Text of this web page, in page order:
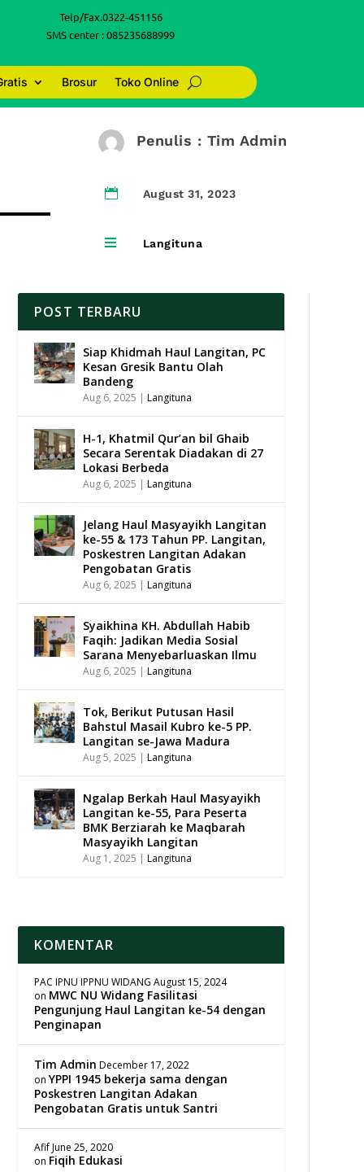
Telp/Fax.0322-451156
SMS center : 085235688999
Brosur Toko Online
Penulis : Tim Admin
 August 31, 2023
 Langituna
POST TERBARU
Siap Khidmah Haul Langitan, PC
Kesan Gresik Bantu Olah
Bandeng
Aug 6, 2025 | Langituna
H-1, Khatmil Qur’an bil Ghaib
Secara Serentak Diadakan di 27
Lokasi Berbeda
Aug 6, 2025 | Langituna
Jelang Haul Masyayikh Langitan
ke-55 & 173 Tahun PP. Langitan,
Poskestren Langitan Adakan
Pengobatan Gratis
Aug 6, 2025 | Langituna
Syaikhina KH. Abdullah Habib
Faqih: Jadikan Media Sosial
Sarana Menyebarluaskan Ilmu
Aug 6, 2025 | Langituna
Tok, Berikut Putusan Hasil
Bahstul Masail Kubro ke-5 PP.
Langitan se-Jawa Madura
Aug 5, 2025 | Langituna
Ngalap Berkah Haul Masyayikh
Langitan ke-55, Para Peserta
BMK Berziarah ke Maqbarah
Masyayikh Langitan
Aug 1, 2025 | Langituna
KOMENTAR
PAC IPNU IPPNU WIDANG August 15, 2024
on MWC NU Widang Fasilitasi
Pengunjung Haul Langitan ke-54 dengan
Penginapan
Tim Admin December 17, 2022
onYPPI 1945 bekerja sama dengan
Poskestren Langitan Adakan
Pengobatan Gratis untuk Santri
AfifJune 25, 2020
on Fiqih Edukasi